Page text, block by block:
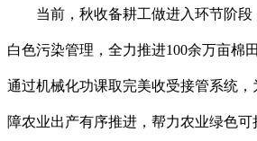
当前，秋收备耕工做进入环节阶段
白色污染管理，全力推进100余万亩棉
通过机械化功课取完美收受接管系统，
障农业出产有序推进，帮力农业绿色可